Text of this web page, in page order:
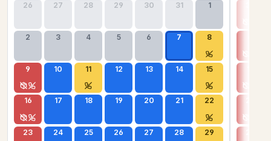
26 27 28 29 30 31 1
2 3 4 5 6 7 8
9 10 11 12 13 14 15
16 17 18 19 20 21 22
23 24 25 26 27 28 29